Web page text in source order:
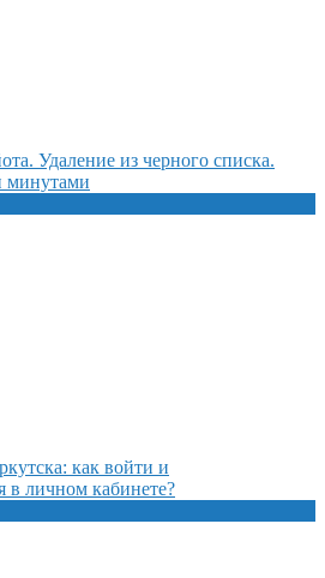
Удаление из черного списка.
минутами
как войти и
в личном кабинете?